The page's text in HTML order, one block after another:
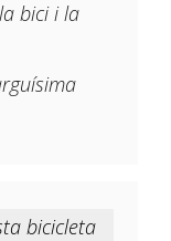
bici i la
bicicleta